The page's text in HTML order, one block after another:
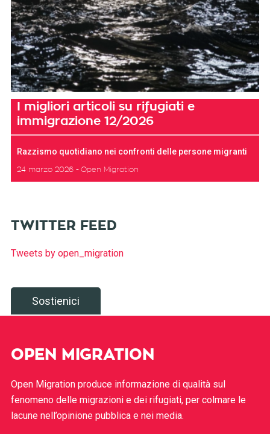
I migliori articoli su rifugiati e
immigrazione 12/2026
Razzismo quotidiano nei confronti delle persone migranti
24 marzo 2026 Open Migration
TWITTER FEED
Tweets by open_migration
Sostienici
OPEN MIGRATION
Open Migration produce informazione di qualità sul
fenomeno delle migrazioni e dei rifugiati, per colmare le
lacune nell’opinione pubblica e nei media.